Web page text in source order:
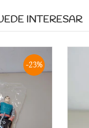
INTERESAR
-23%